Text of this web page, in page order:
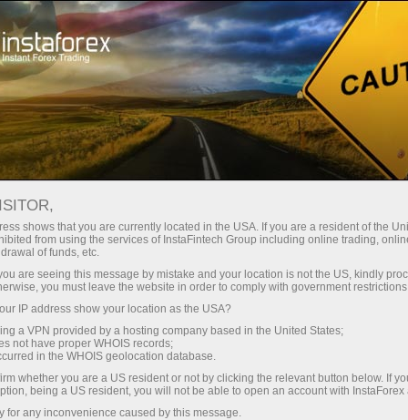
For Traders
AUSTRALIAN DOLLAR HIGHER
AMID UPBEAT JOBS DATA,
CREDIT SUISSE LIQUIDITY
PLEDGE
shows that you are currently located in the USA. If you are a resident of the
from using the services of InstaFintech Group including online trading,
of funds, etc.
are seeing this message by mistake and your location is not the US, kindly
you must leave the website in order to comply with government
IP address show your location as the USA?
a VPN provided by a hosting company based in the United States;
not have proper WHOIS records;
in the WHOIS geolocation database.
whether you are a US resident or not by clicking the relevant button below. If
being a US resident, you will not be able to open an account with InstaForex
for any inconvenience caused by this message.